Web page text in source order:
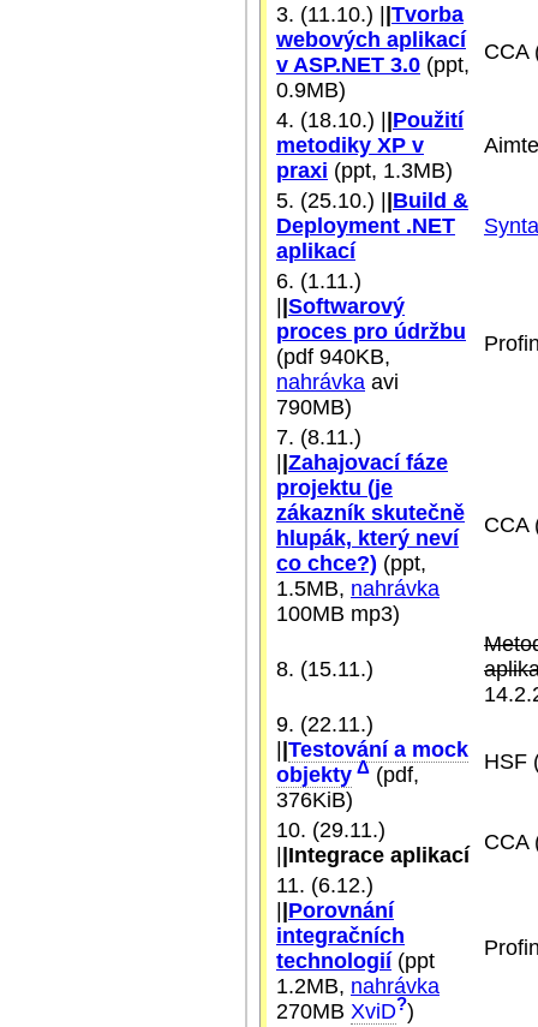
3. (11.10.) ||Tvorba
webových aplikací
v ASP.NET 3.0 (ppt,
0.9MB)
CCA
4. (18.10.) ||Použití
metodiky XP v
praxi (ppt, 1.3MB)
5. (25.10.) ||Build &
Deployment .NET
aplikací
6. (1.11.)
||Softwarový
proces pro údržbu
(pdf 940KB,
nahrávka avi
790MB)
7. (8.11.)
||Zahajovací fáze
projektu (je
zákazník skutečně
hlupák, který neví
co chce?) (ppt,
1.5MB, nahrávka
100MB mp3)
CCA
8. (15.11.)
9. (22.11.)
||Testování a mock
objektyΔ (pdf,
376KiB)
HSF
10. (29.11.)
||Integrace aplikací
CCA
11. (6.12.)
||Porovnání
integračních
technologií (ppt
1.2MB, nahrávka
270MB XviD?)